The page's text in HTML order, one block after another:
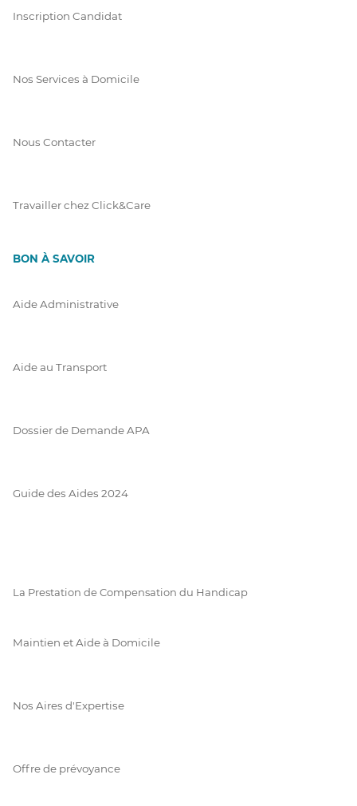
Inscription Candidat
Nos Services à Domicile
Nous Contacter
Travailler chez Click&Care
BON À SAVOIR
Aide Administrative
Aide au Transport
Dossier de Demande APA
Guide des Aides 2024
La Prestation de Compensation du Handicap
Maintien et Aide à Domicile
Nos Aires d'Expertise
Offre de prévoyance